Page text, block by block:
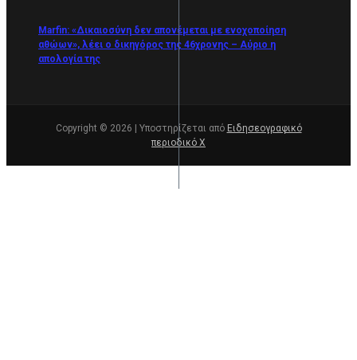
Marfin: «Δικαιοσύνη δεν απονέμεται με ενοχοποίηση
αθώων», λέει ο δικηγόρος της 46χρονης – Αύριο η
απολογία της
Copyright © 2026 | Υποστηρίζεται από Ειδησεογραφικό
περιοδικό Χ